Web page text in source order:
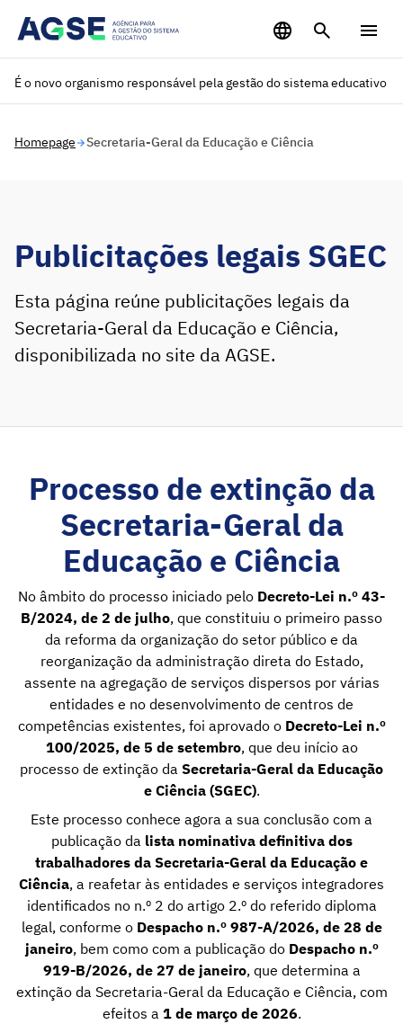
É o novo organismo responsável pela gestão do sistema educativo
Homepage Secretaria-Geral da Educação e Ciência
Publicitações legais SGEC
Esta página reúne publicitações legais da
Secretaria-Geral da Educação e Ciência,
disponibilizada no site da AGSE.
Processo de extinção da
Secretaria-Geral da
Educação e Ciência
No âmbito do processo iniciado pelo Decreto-Lei n.º 43-
B/2024, de 2 de julho, que constituiu o primeiro passo
da reforma da organização do setor público e da
reorganização da administração direta do Estado,
assente na agregação de serviços dispersos por várias
entidades e no desenvolvimento de centros de
competências existentes, foi aprovado o Decreto-Lei n.º
100/2025, de 5 de setembro, que deu início ao
processo de extinção da Secretaria-Geral da Educação
e Ciência (SGEC).
Este processo conhece agora a sua conclusão com a
publicação da lista nominativa definitiva dos
trabalhadores da Secretaria-Geral da Educação e
Ciência, a reafetar às entidades e serviços integradores
identificados no n.º 2 do artigo 2.º do referido diploma
legal, conforme o Despacho n.º 987-A/2026, de 28 de
janeiro, bem como com a publicação do Despacho n.º
919-B/2026, de 27 de janeiro, que determina a
extinção da Secretaria-Geral da Educação e Ciência, com
efeitos a 1 de março de 2026.